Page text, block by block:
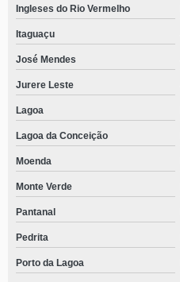
Ingleses do Rio Vermelho
Itaguaçu
José Mendes
Jurere Leste
Lagoa
Lagoa da Conceição
Moenda
Monte Verde
Pantanal
Pedrita
Porto da Lagoa